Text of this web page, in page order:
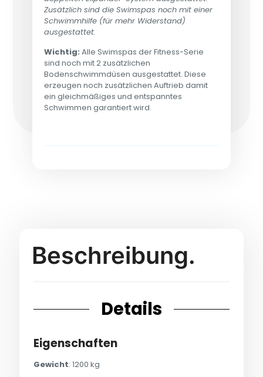
Zusätzlich sind die Swimspas noch mit einer
Schwimmhilfe (für mehr Widerstand)
ausgestattet.
Wichtig: Alle Swimspas der Fitness-Serie
sind noch mit 2 zusätzlichen
Bodenschwimmdüsen ausgestattet. Diese
erzeugen noch zusätzlichen Auftrieb damit
ein gleichmäßiges und entspanntes
Schwimmen garantiert wird.
Beschreibung.
Details
Eigenschaften
Gewicht: 1200 kg